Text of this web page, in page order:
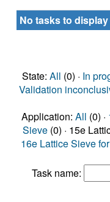
No tasks to display
State: All (0) · In
Validation
Application: All (0) ·
Sieve (0) · 15e
16e Lattice Sieve
Task name: